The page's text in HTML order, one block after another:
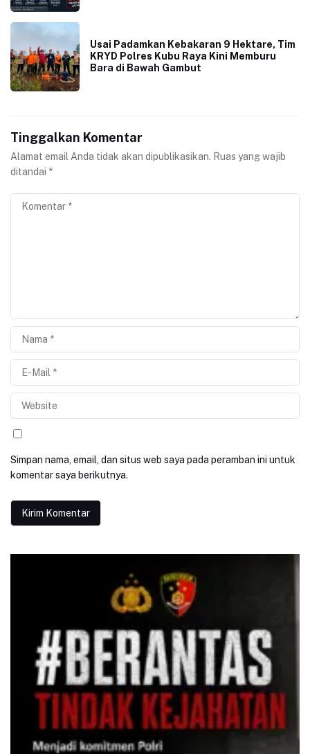
Usai Padamkan Kebakaran 9 Hektare, Tim
KRYD Polres Kubu Raya Kini Memburu
Bara di Bawah Gambut
Tinggalkan Komentar
Alamat email Anda tidak akan dipublikasikan. Ruas yang wajib
ditandai *
Simpan nama, email, dan situs web saya pada peramban ini untuk
komentar saya berikutnya.